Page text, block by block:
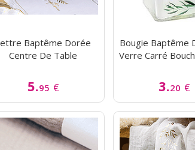
Baptême Dorée
Centre De Table
5.95 €
Bougie Baptême
Verre Carré
3.20 €